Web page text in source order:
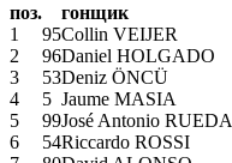
поз. гонщик
1
95Collin VEIJER
2
96Daniel HOLGADO
3
53Deniz ÖNCÜ
4
5 Jaume MASIA
5
99José Antonio RUEDA
6
54Riccardo ROSSI